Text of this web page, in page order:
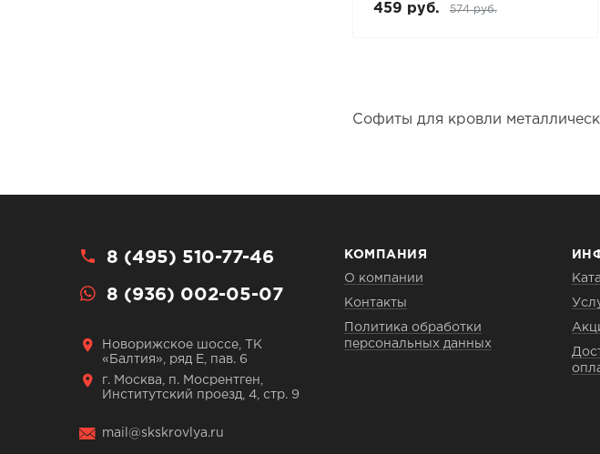
459 руб. 574 руб.
Софиты для кровли
8 (495) 510-77-46
8 (936) 002-05-07
Новорижское шоссе, ТК
«Балтия», ряд Е, пав. 6
г. Москва, п. Мосрентген,
Институтский проезд, 4, стр. 9
mail@skskrovlya.ru
КОМПАНИЯ
О компании
Контакты
Политика обработки
персональных данных